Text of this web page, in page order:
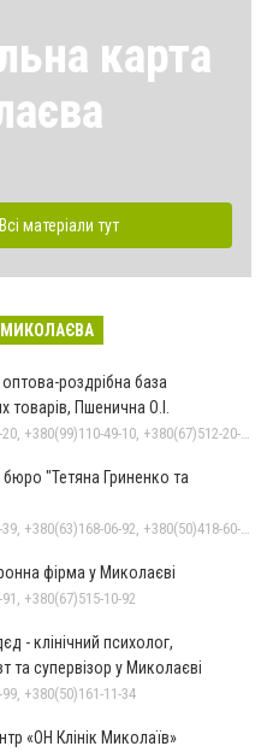
карта
Всі матеріали тут
роздрібна база
товарів, Пшенична О.І.
"Тетяна Гриненко та
фірма у Миколаєві
+380(67)515-10-92
- клінічний психолог,
та супервізор у Миколаєві
+380(50)161-11-34
«ОН Клінік Миколаїв»